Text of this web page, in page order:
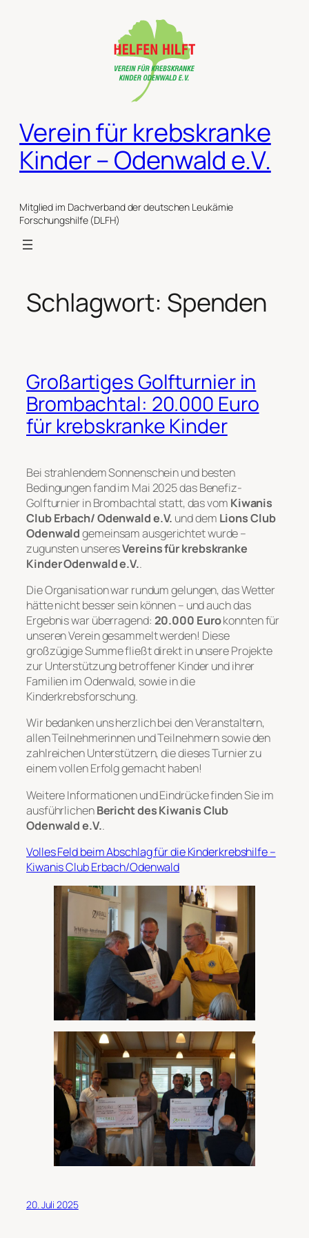
Verein für krebskranke
Kinder – Odenwald e.V.
Mitglied im Dachverband der deutschen Leukämie
Forschungshilfe (DLFH)
Schlagwort: Spenden
Großartiges Golfturnier in
Brombachtal: 20.000 Euro
für krebskranke Kinder
Bei strahlendem Sonnenschein und besten
Bedingungen fand im Mai 2025 das Benefiz-
Golfturnier in Brombachtal statt, das vom Kiwanis
Club Erbach/ Odenwald e.V. und dem Lions Club
Odenwaldgemeinsam ausgerichtet wurde –
zugunsten unseresVereins für krebskranke
Kinder Odenwald e.V..
Die Organisation war rundum gelungen, das Wetter
hätte nicht besser sein können – und auch das
Ergebnis war überragend: 20.000 Eurokonnten für
unseren Verein gesammelt werden! Diese
großzügige Summe fließt direkt in unsere Projekte
zur Unterstützung betroffener Kinder und ihrer
Familien im Odenwald, sowie in die
Kinderkrebsforschung.
Wir bedanken uns herzlich bei den Veranstaltern,
allen Teilnehmerinnen und Teilnehmern sowie den
zahlreichen Unterstützern, die dieses Turnier zu
einem vollen Erfolg gemacht haben!
Weitere Informationen und Eindrücke finden Sie im
ausführlichenBericht des Kiwanis Club
Odenwald e.V..
Volles Feld beim Abschlag für die Kinderkrebshilfe –
Kiwanis Club Erbach/Odenwald
20. Juli 2025